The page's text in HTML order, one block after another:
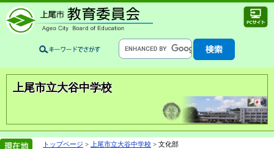
上尾市立大谷中学校
トップページ > 上尾市立大谷中学校 > 文化部